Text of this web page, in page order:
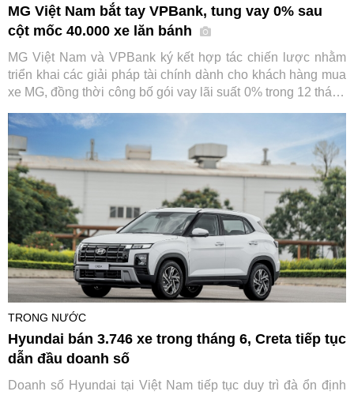
MG Việt Nam bắt tay VPBank, tung vay 0% sau
cột mốc 40.000 xe lăn bánh
MG Việt Nam và VPBank ký kết hợp tác chiến lược nhằm
triển khai các giải pháp tài chính dành cho khách hàng mua
xe MG, đồng thời công bố gói vay lãi suất 0% trong 12 tháng
vừa đạt cột mốc 40.000 xe lăn bánh tại Việt Nam.
TRONG NƯỚC
Hyundai bán 3.746 xe trong tháng 6, Creta tiếp tục
dẫn đầu doanh số
Doanh số Hyundai tại Việt Nam tiếp tục duy trì đà ổn định